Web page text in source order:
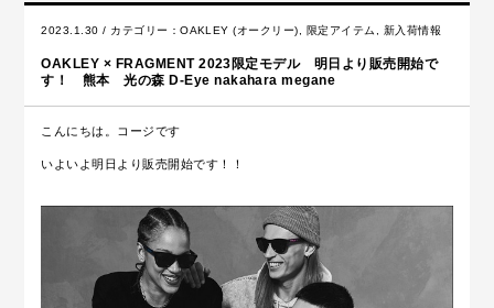
2023.1.30 / カテゴリー：OAKLEY (オークリー) 限定アイテム 新入荷情報
OAKLEY × FRAGMENT 2023限定モデル 明日より販売開始で
す！ 熊本 光の森 D-Eye nakahara megane
こんにちは。コージです
いよいよ明日より販売開始です！！